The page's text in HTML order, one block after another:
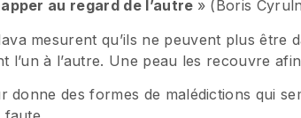
au regard de l’autre » (Boris
mesurent qu’ils ne peuvent plus être
l’un à l’autre. Une peau les recouvre
donne des formes de malédictions qui